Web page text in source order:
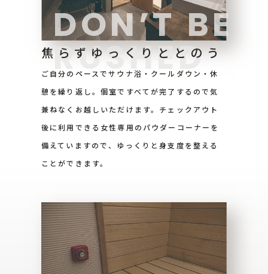
DON’T BE
RUSHED
焦らずゆっくりととのう
ご自分のペースでサウナ浴・クールダウン・休
憩を繰り返し。個室ですべてが完了するので気
兼ねなくお越しいただけます。チェックアウト
後に利用できる女性専用のパウダーコーナーを
備えていますので、ゆっくりと身支度を整える
ことができます。